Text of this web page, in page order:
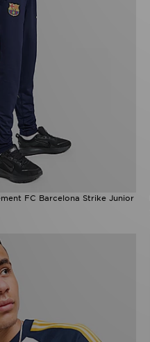
FC Barcelona Strike Junior